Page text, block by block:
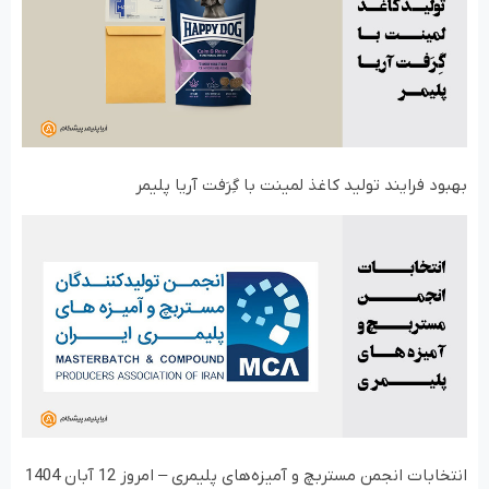
بهبود فرایند تولید کاغذ لمینت با گِرَفت آریا پلیمر
انتخابات انجمن مستربچ و آمیزه‌های پلیمری – امروز 12 آبان 1404